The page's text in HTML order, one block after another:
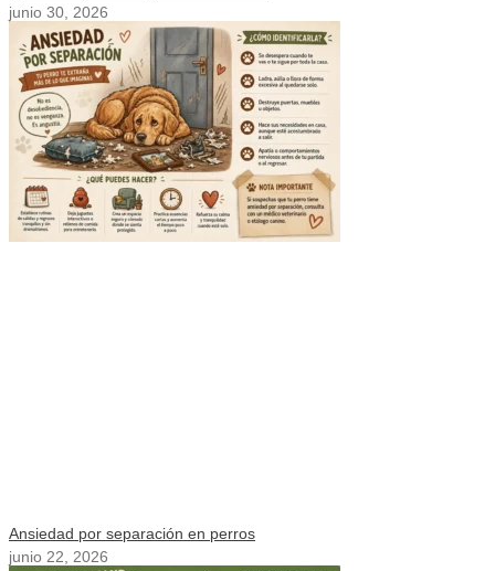
junio 30, 2026
Ansiedad por separación en perros
junio 22, 2026